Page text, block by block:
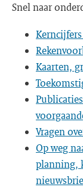
Snel naar
Kaarten,
Vragen
Op weg
planning,